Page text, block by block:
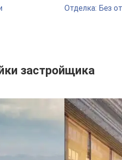
Отделка: Без
застройщика